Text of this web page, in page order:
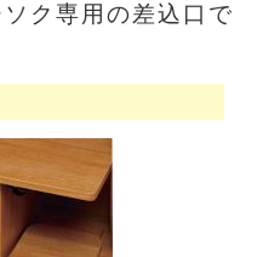
ク専用の差込口で